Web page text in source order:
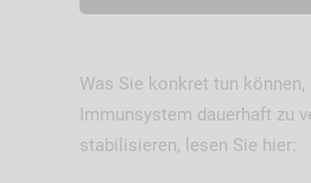
Was Sie konkret tun können,
Immunsystem dauerhaft zu
stabilisieren, lesen Sie hier: